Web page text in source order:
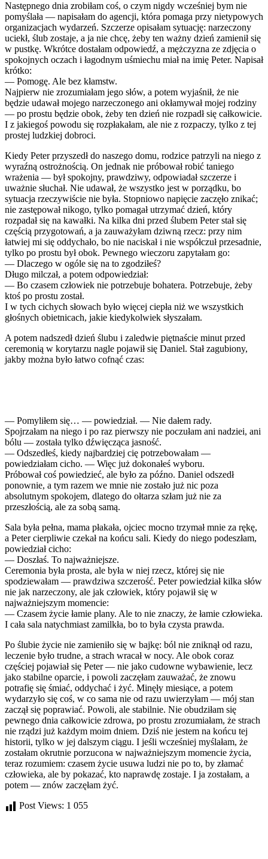
Następnego dnia zrobiłam coś, o czym nigdy wcześniej bym nie
pomyślała — napisałam do agencji, która pomaga przy nietypowych
organizacjach wydarzeń. Szczerze opisałam sytuację: narzeczony
uciekł, ślub zostaje, a ja nie chcę, żeby ten ważny dzień zamienił się
w pustkę. Wkrótce dostałam odpowiedź, a mężczyzna ze zdjęcia o
spokojnych oczach i łagodnym uśmiechu miał na imię Peter. Napisał
krótko:
— Pomogę. Ale bez kłamstw.
Najpierw nie zrozumiałam jego słów, a potem wyjaśnił, że nie
będzie udawał mojego narzeczonego ani okłamywał mojej rodziny
— po prostu będzie obok, żeby ten dzień nie rozpadł się całkowicie.
I z jakiegoś powodu się rozpłakałam, ale nie z rozpaczy, tylko z tej
prostej ludzkiej dobroci.
Kiedy Peter przyszedł do naszego domu, rodzice patrzyli na niego z
wyraźną ostrożnością. On jednak nie próbował robić taniego
wrażenia — był spokojny, prawdziwy, odpowiadał szczerze i
uważnie słuchał. Nie udawał, że wszystko jest w porządku, bo
sytuacja rzeczywiście nie była. Stopniowo napięcie zaczęło znikać;
nie zastępował nikogo, tylko pomagał utrzymać dzień, który
rozpadał się na kawałki. Na kilka dni przed ślubem Peter stał się
częścią przygotowań, a ja zauważyłam dziwną rzecz: przy nim
łatwiej mi się oddychało, bo nie naciskał i nie współczuł przesadnie,
tylko po prostu był obok. Pewnego wieczoru zapytałam go:
— Dlaczego w ogóle się na to zgodziłeś?
Długo milczał, a potem odpowiedział:
— Bo czasem człowiek nie potrzebuje bohatera. Potrzebuje, żeby
ktoś po prostu został.
I w tych cichych słowach było więcej ciepła niż we wszystkich
głośnych obietnicach, jakie kiedykolwiek słyszałam.
A potem nadszedł dzień ślubu i zaledwie piętnaście minut przed
ceremonią w korytarzu nagle pojawił się Daniel. Stał zagubiony,
jakby można było łatwo cofnąć czas:
— Pomyliłem się… — powiedział. — Nie dałem rady.
Spojrzałam na niego i po raz pierwszy nie poczułam ani nadziei, ani
bólu — została tylko dźwięcząca jasność.
— Odszedłeś, kiedy najbardziej cię potrzebowałam —
powiedziałam cicho. — Więc już dokonałeś wyboru.
Próbował coś powiedzieć, ale było za późno. Daniel odszedł
ponownie, a tym razem we mnie nie zostało już nic poza
absolutnym spokojem, dlatego do ołtarza szłam już nie za
przeszłością, ale za sobą samą.
Sala była pełna, mama płakała, ojciec mocno trzymał mnie za rękę,
a Peter cierpliwie czekał na końcu sali. Kiedy do niego podeszłam,
powiedział cicho:
— Doszłaś. To najważniejsze.
Ceremonia była prosta, ale była w niej rzecz, której się nie
spodziewałam — prawdziwa szczerość. Peter powiedział kilka słów
nie jak narzeczony, ale jak człowiek, który pojawił się w
najważniejszym momencie:
— Czasem życie łamie plany. Ale to nie znaczy, że łamie człowieka.
I cała sala natychmiast zamilkła, bo to była czysta prawda.
Po ślubie życie nie zamieniło się w bajkę: ból nie zniknął od razu,
leczenie było trudne, a strach wracał w nocy. Ale obok coraz
częściej pojawiał się Peter — nie jako cudowne wybawienie, lecz
jako stabilne oparcie, i powoli zaczęłam zauważać, że znowu
potrafię się śmiać, oddychać i żyć. Minęły miesiące, a potem
wydarzyło się coś, w co sama nie od razu uwierzyłam — mój stan
zaczął się poprawiać. Powoli, ale stabilnie. Nie obudziłam się
pewnego dnia całkowicie zdrowa, po prostu zrozumiałam, że strach
nie rządzi już każdym moim dniem. Dziś nie jestem na końcu tej
historii, tylko w jej dalszym ciągu. I jeśli wcześniej myślałam, że
zostałam okrutnie porzucona w najważniejszym momencie życia,
teraz rozumiem: czasem życie usuwa ludzi nie po to, by złamać
człowieka, ale by pokazać, kto naprawdę zostaje. I ja zostałam, a
potem — znów zaczęłam żyć.
Post Views: 1 055